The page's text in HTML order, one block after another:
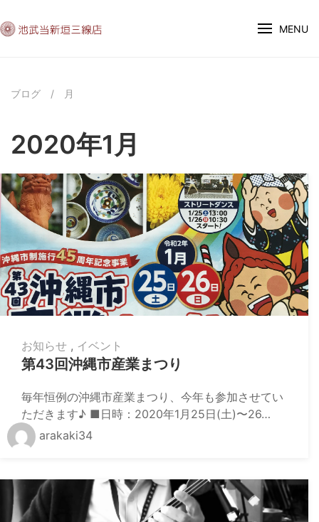
MENU
ブログ / 月
2020年1月
お知らせ , イベント
第43回沖縄市産業まつり
毎年恒例の沖縄市産業まつり、今年も参加させてい
ただきます♪ ■日時：2020年1月25日(土)〜26…
arakaki34